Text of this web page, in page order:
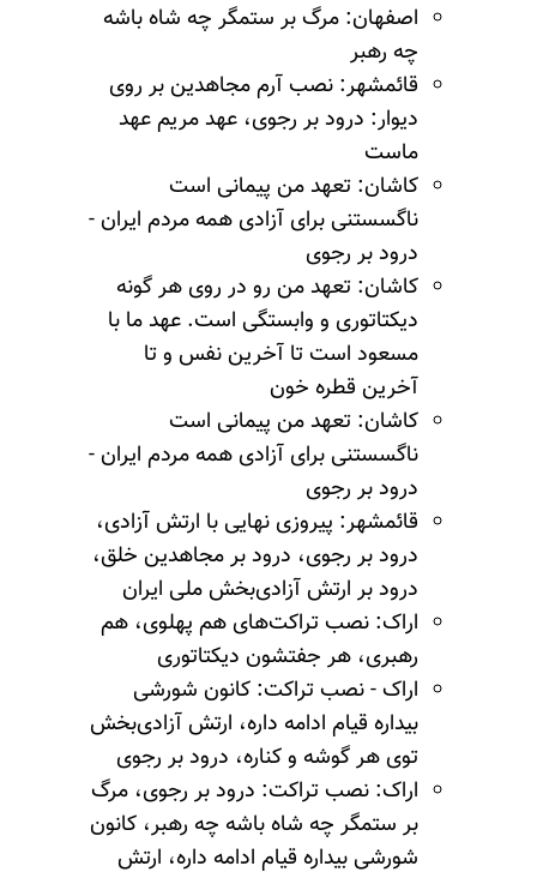
اصفهان: مرگ بر ستمگر چه شاه باشه
چه رهبر
قائمشهر: نصب آرم مجاهدین بر روی
دیوار: درود بر رجوی، عهد مریم عهد
ماست
کاشان: تعهد من پیمانی است
ناگسستنی برای آزادی همه مردم ایران -
درود بر رجوی
کاشان: تعهد من رو در روی هر گونه
دیکتاتوری و وابستگی است. عهد ما با
مسعود است تا آخرین نفس و تا
آخرین قطره خون
کاشان: تعهد من پیمانی است
ناگسستنی برای آزادی همه مردم ایران -
درود بر رجوی
قائمشهر: پیروزی نهایی با ارتش آزادی،
درود بر رجوی، درود بر مجاهدین خلق،
درود بر ارتش آزادی‌بخش ملی ایران
اراک: نصب تراکت‌های هم پهلوی، هم
رهبری، هر جفتشون دیکتاتوری
اراک - نصب تراکت: کانون شورشی
بیداره قیام ادامه داره، ارتش آزادی‌بخش
توی هر گوشه و کناره، درود بر رجوی
اراک: نصب تراکت: درود بر رجوی، مرگ
بر ستمگر چه شاه باشه چه رهبر، کانون
شورشی بیداره قیام ادامه داره، ارتش